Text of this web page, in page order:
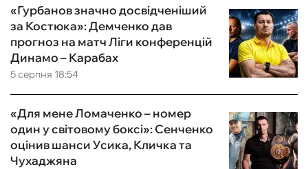
5 серпня 18:54
«Гурбанов значно досвідченіший
за Костюка»: Демченко дав
прогноз на матч Ліги конференцій
Динамо – Карабах
«Для мене Ломаченко – номер
один у світовому боксі»: Сенченко
оцінив шанси Усика, Кличка та
Чухаджяна